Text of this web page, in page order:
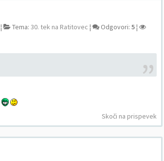
¦ Tema: 30. tek na Ratitovec ¦ Odgovori: 5¦
Skoči na prispevek